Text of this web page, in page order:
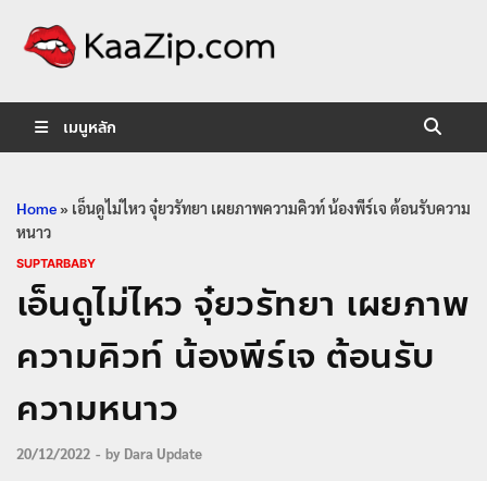
เมนูหลัก
Home» เอ็นดูไม่ไหว จุ๋ยวรัทยา เผยภาพความคิวท์ น้องพีร์เจ ต้อนรับความ
หนาว
SUPTARBABY
เอ็นดูไม่ไหว จุ๋ยวรัทยา เผยภาพ
ความคิวท์ น้องพีร์เจ ต้อนรับ
ความหนาว
20/12/2022 - by Dara Update